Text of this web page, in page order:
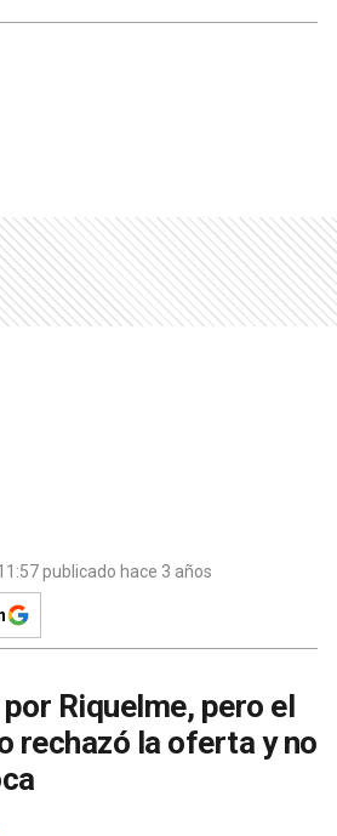
publicado hace 3 años
Riquelme, pero el
rechazó la oferta y no